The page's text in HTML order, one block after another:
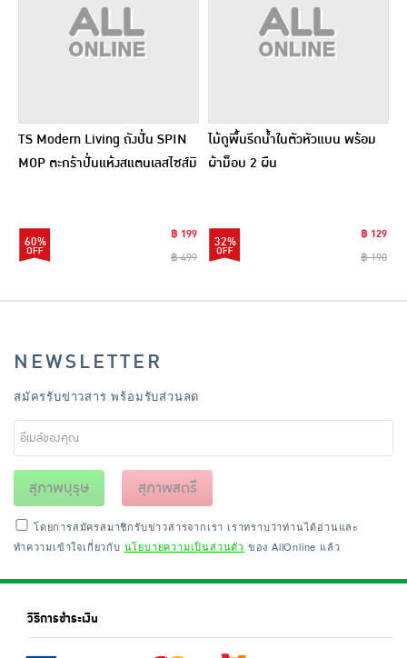
TS Modern Living ถังปั่น SPIN
MOP ตะกร้าปั่นแห้งสแตนเลสไซส์มิ
60%
฿ 199
฿ 499
ไม้ถูพื้นรีดน้ำในตัวหัวแบน พร้อม
ผ้าม็อบ 2 ผืน
32%
฿ 129
฿ 190
NEWSLETTER
สมัครรับข่าวสาร พร้อมรับส่วนลด
สุภาพบุรุษ สุภาพสตรี
โดยการสมัครสมาชิกรับข่าวสารจากเรา เราทราบว่าท่านได้อ่านและ
ทำความเข้าใจเกี่ยวกับ นโยบายความเป็นส่วนตัว ของ AllOnline แล้ว
วิธีการชำระเงิน